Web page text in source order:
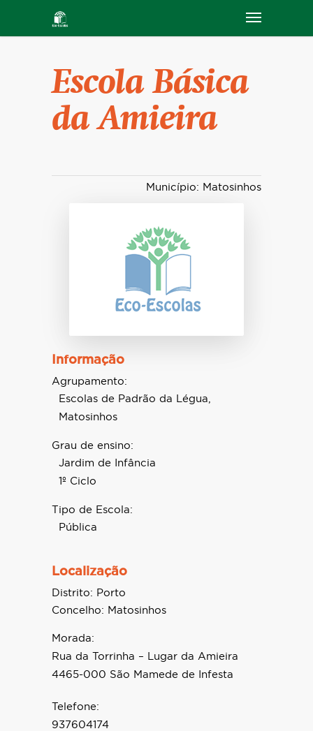
Escola Básica
da Amieira
Município: Matosinhos
Informação
Agrupamento:
Escolas de Padrão da Légua,
Matosinhos
Grau de ensino:
Jardim de Infância
1º Ciclo
Tipo de Escola:
Pública
Localização
Distrito: Porto
Concelho: Matosinhos
Morada:
Rua da Torrinha – Lugar da Amieira
4465-000 São Mamede de Infesta
Telefone:
937604174